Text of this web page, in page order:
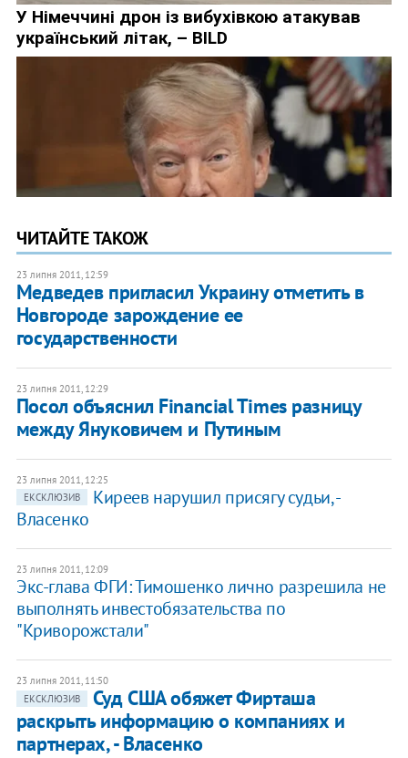
ЧИТАЙТЕ ТАКОЖ
23 липня 2011, 12:59
Медведев пригласил Украину отметить в
Новгороде зарождение ее
государственности
23 липня 2011, 12:29
Посол объяснил Financial Times разницу
между Януковичем и Путиным
23 липня 2011, 12:25
ЕКСКЛЮЗИВ
Киреев нарушил присягу судьи, -
Власенко
23 липня 2011, 12:09
Экс-глава ФГИ: Тимошенко лично разрешила не
выполнять инвестобязательства по
"Криворожстали"
23 липня 2011, 11:50
ЕКСКЛЮЗИВ
Суд США обяжет Фирташа
раскрыть информацию о компаниях и
партнерах, - Власенко